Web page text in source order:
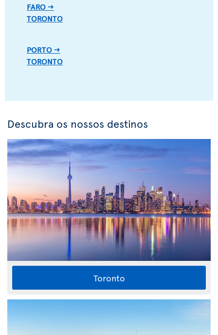
FARO -->
TORONTO
PORTO -->
TORONTO
Descubra os nossos destinos
Toronto